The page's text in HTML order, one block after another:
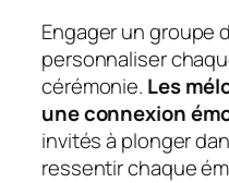
Engager un groupe
personnaliser
cérémonie. Les
une connexion
invités à plonger
ressentir chaque